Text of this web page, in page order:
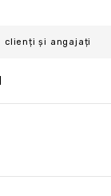
clienți și angajați